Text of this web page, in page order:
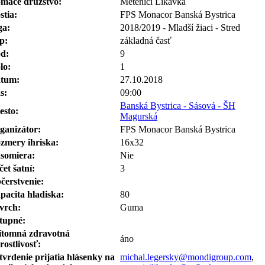
FPS Monacor Banská Bystrica
2018/2019 - Mladší žiaci - Stred
základná časť
9
1
27.10.2018
09:00
Banská Bystrica - Sásová - ŠH
Magurská
FPS Monacor Banská Bystrica
ihriska:
16x32
Nie
šatní:
3
hladiska:
80
Guma
zdravotná
áno
prijatia hlásenky na michal.legersky@mondigroup.com,